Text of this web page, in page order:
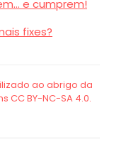
e cumprem!
fixes?